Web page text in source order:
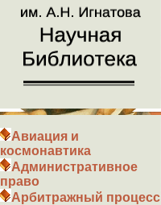
Авиация и
космонавтика
Административное
право
Арбитражный процесс